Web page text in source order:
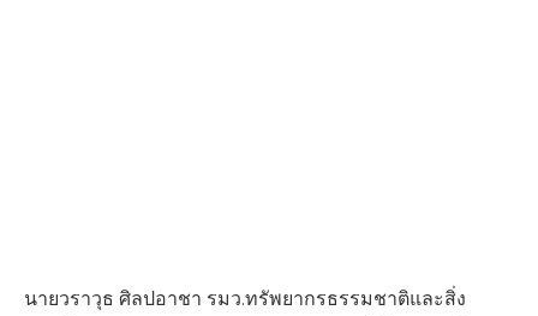
นายวราวุธ ศิลปอาชา รมว.ทรัพยากรธรรมชาติและสิ่ง